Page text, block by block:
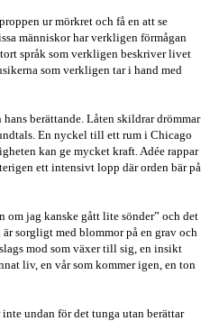
ur mörkret och få en att se
människor har verkligen förmågan
språk som verkligen beskriver livet
som verkligen tar i hand med
berättande. Låten skildrar drömmar
En nyckel till ett rum i Chicago
kan ge mycket kraft. Adée rappar
ett intensivt lopp där orden bär på
om jag kanske gått lite sönder” och det
sorgligt med blommor på en grav och
mod som växer till sig, en insikt
liv, en vår som kommer igen, en ton
undan för det tunga utan berättar